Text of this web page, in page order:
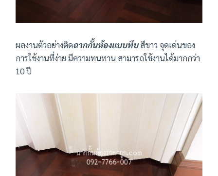
ผลงานตัวอย่างติดฉากกั้นห้องแบบทึบสีขาว จุดเด่นของ
การใช้งานที่ง่าย มีความทนทาน สามารถใช้งานได้มากกว่า
10 ปี